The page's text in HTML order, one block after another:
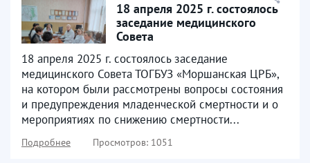
18 апреля 2025 г. состоялось
заседание медицинского
Совета
18 апреля 2025 г. состоялось заседание
медицинского Совета ТОГБУЗ «Моршанская ЦРБ»,
на котором были рассмотрены вопросы состояния
и предупреждения младенческой смертности и о
мероприятиях по снижению смертности...
Подробнее Просмотров: 1051